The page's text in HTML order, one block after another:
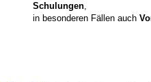
Schulungen,
in besonderen Fällen auch